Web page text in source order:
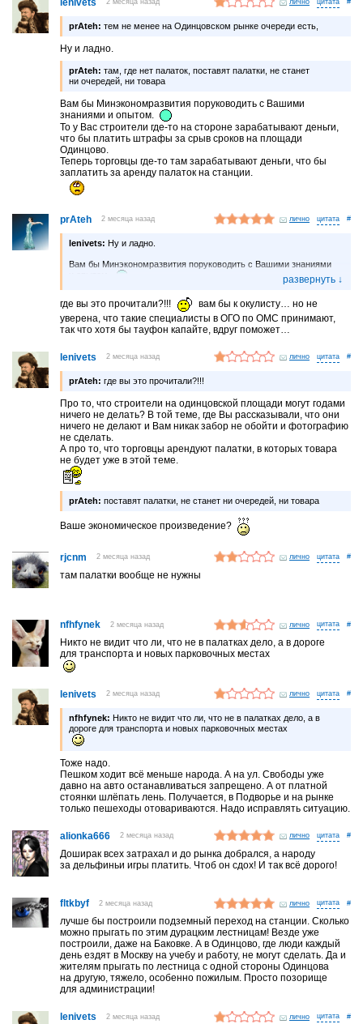
2 месяца назад лично #
prAteh: тем не менее на Одинцовском рынке очереди есть,
Ну и ладно.
prAteh: там, где нет палаток, поставят палатки, не станет
ни очередей, ни товара
Вам бы Минэкономразвития поруководить с Вашими
знаниями и опытом.
То у Вас строители где-то на стороне зарабатывают деньги,
что бы платить штрафы за срыв сроков на площади
Одинцово.
Теперь торговцы где-то там зарабатывают деньги, что бы
заплатить за аренду палаток на станции.
prAteh 2 месяца назад лично #
lenivets: Ну и ладно.
Вам бы Минэкономразвития поруководить с Вашими знаниями
То у Вас строители где-то на стороне зарабатывают деньги,
что бы платить штрафы за срыв сроков на площади Одинцово.
Теперь торговцы где-то там зарабатывают деньги, что бы
заплатить за аренду палаток на станции.
где вы это прочитали?!!!
вам бы к окулисту… но не
уверена, что такие специалисты в ОГО по ОМС принимают,
так что хотя бы тауфон капайте, вдруг поможет…
lenivets 2 месяца назад лично #
prAteh: где вы это прочитали?!!!
Про то, что строители на одинцовской площади могут годами
ничего не делать? В той теме, где Вы рассказывали, что они
ничего не делают и Вам никак забор не обойти и фотографию
не сделать.
А про то, что торговцы арендуют палатки, в которых товара
не будет уже в этой теме.
prAteh: поставят палатки, не станет ни очередей, ни товара
Ваше экономическое произведение?
rjcnm 2 месяца назад лично #
там палатки вообще не нужны
nfhfynek 2 месяца назад лично #
Никто не видит что ли, что не в палатках дело, а в дороге
для транспорта и новых парковочных местах
lenivets 2 месяца назад лично #
nfhfynek: Никто не видит что ли, что не в палатках дело, а в
дороге для транспорта и новых парковочных местах
Тоже надо.
Пешком ходит всё меньше народа. А на ул. Свободы уже
давно на авто останавливаться запрещено. А от платной
стоянки шлёпать лень. Получается, в Подворье и на рынке
только пешеходы отовариваются. Надо исправлять ситуацию.
alionka666 2 месяца назад лично #
Доширак всех затрахал и до рынка добрался, а народу
за дельфиньи игры платить. Чтоб он сдох! И так всё дорого!
fltkbyf 2 месяца назад лично #
лучше бы построили подземный переход на станции. Сколько
можно прыгать по этим дурацким лестницам! Везде уже
построили, даже на Баковке. А в Одинцово, где люди каждый
день ездят в Москву на учебу и работу, не могут сделать. Да и
жителям прыгать по лестница с одной стороны Одинцова
на другую, тяжело, особенно пожилым. Просто позорище
для администрации!
lenivets 2 месяца назад лично #